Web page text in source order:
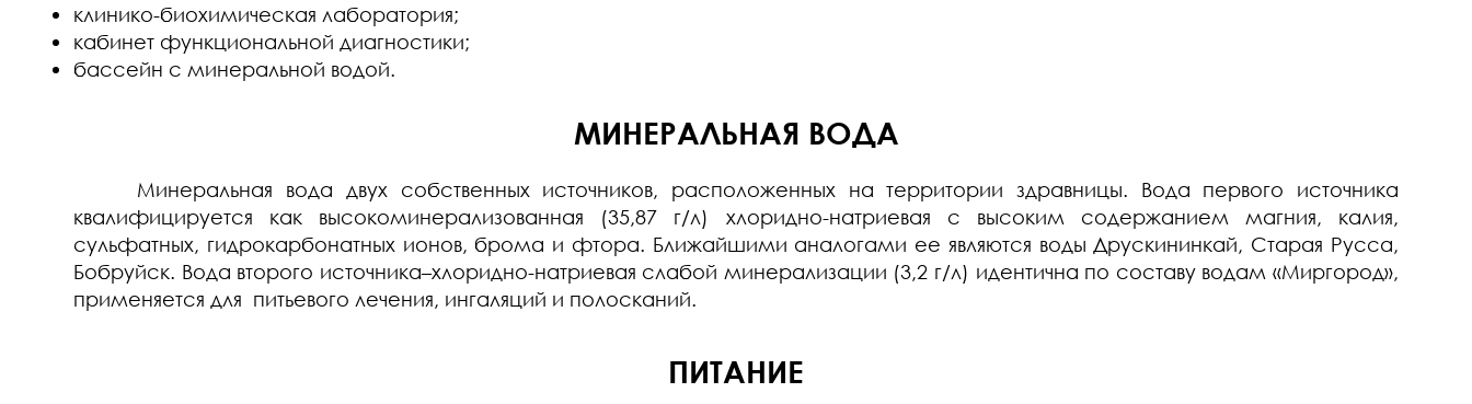
клинико-биохимическая лаборатория;
кабинет функциональной диагностики;
бассейн с минеральной водой.
МИНЕРАЛЬНАЯ ВОДА
Минеральная вода двух собственных источников, расположенных на территории здравницы. Вода первого источника
квалифицируется как высокоминерализованная (35,87 г/л) хлоридно-натриевая с высоким содержанием магния, калия,
сульфатных, гидрокарбонатных ионов, брома и фтора. Ближайшими аналогами ее являются воды Друскининкай, Старая Русса,
Бобруйск. Вода второго источника–хлоридно-натриевая слабой минерализации (3,2 г/л) идентична по составу водам «Миргород»,
применяется для питьевого лечения, ингаляций и полосканий.
ПИТАНИЕ